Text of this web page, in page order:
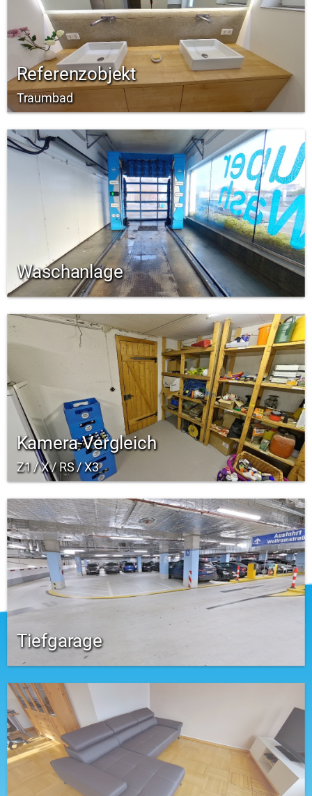
Referenzobjekt
Traumbad
Waschanlage
Kamera-Vergleich
Z1 / X / RS / X3
Tiefgarage